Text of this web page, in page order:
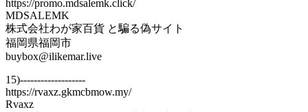
https://promo.mdsalemk.click/
MDSALEMK
株式会社わが家百貨 と騙る偽サイト
福岡県福岡市
buybox@ilikemar.live
15)-------------------
https://rvaxz.gkmcbmow.my/
Rvaxz